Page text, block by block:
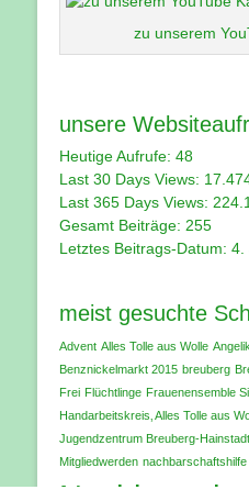
zu unserem
unsere
Heutige Aufrufe: 48
Last 30 Days Views:
Last 365 Days Views:
Gesamt Beiträge: 255
Letztes Beitrags-Datum: 4.
meist gesuchte
Advent Alles Tolle aus Wolle
Benznickelmarkt 2015 breuberg
Frei Flüchtlinge Frauenensemble
Handarbeitskreis‚ Alles Tolle aus
Jugendzentrum Breuberg-Hainstadt
Mitgliedwerden nachbarschaftshilfe